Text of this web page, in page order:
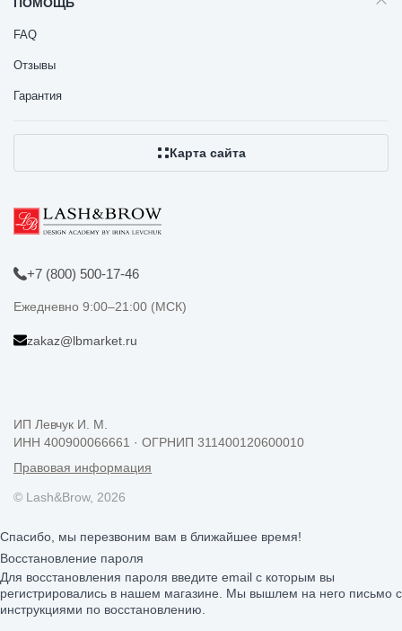
+7 (800) 500-17-46
Ежедневно 9:00–21:00 (МСК)
zakaz@lbmarket.ru
ИП Левчук И. М.
ИНН 400900066661 · ОГРНИП 311400120600010
Правовая информация
© Lash&Brow, 2026
FAQ
Отзывы
Гарантия
Карта сайта
Спасибо, мы перезвоним вам в ближайшее время!
Восстановление пароля
Для восстановления пароля введите email с которым вы
регистрировались в нашем магазине. Мы вышлем на него письмо с
инструкциями по восстановлению.